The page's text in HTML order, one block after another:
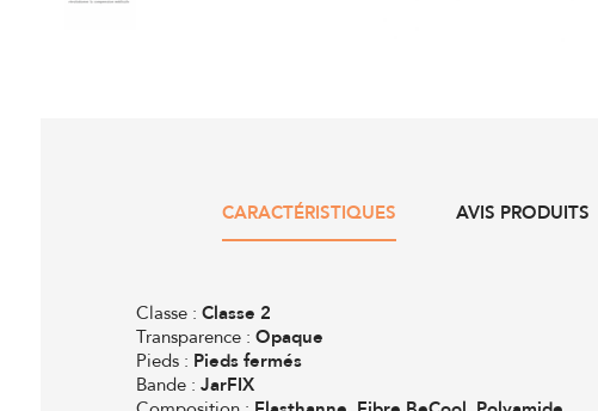
CARACTÉRISTIQUES AVIS PRODUITS
Classe : Classe 2
Transparence : Opaque
Pieds : Pieds fermés
Bande : JarFIX